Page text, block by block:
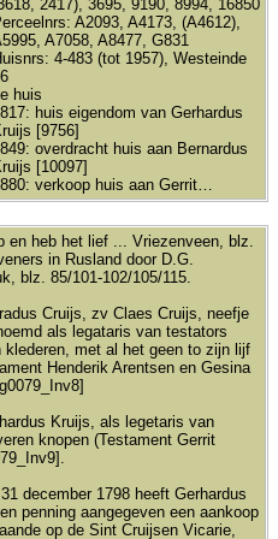
2417), 3695, 9190, 8994, 16850
A2093, A4173, (A4612),
A7058, A8477, G831
4-483 (tot 1957), Westeinde
huis
huis eigendom van Gerhardus
[9756]
overdracht huis aan Bernardus
[10097]
verkoop huis aan Gerrit…
en heb het lief ... Vriezenveen, blz.
in Rusland door D.G.
blz. 85/101-102/105/115.
Cruijs, zv Claes Cruijs, neefje
als legataris van testators
klederen, met al het geen to zijn lijf
Henderik Arentsen en Gesina
Kruijs, als legetaris van
knopen (Testament Gerrit
december 1798 heeft Gerhardus
penning aangegeven een aankoop
op de Sint Cruijsen Vicarie,